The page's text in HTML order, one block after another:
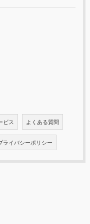
ビス よくある質問
ライバシーポリシー